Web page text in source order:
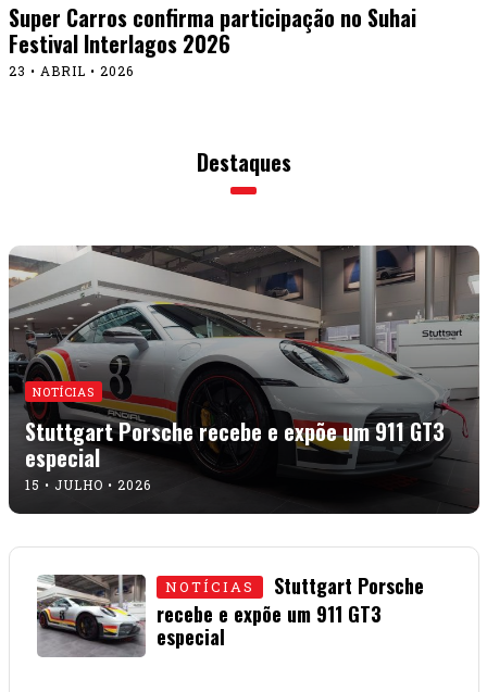
Super Carros confirma participação no Suhai
Festival Interlagos 2026
23 • ABRIL • 2026
Destaques
NOTÍCIAS
Stuttgart Porsche recebe e expõe um 911 GT3
especial
15 • JULHO • 2026
NOTÍCIAS
Stuttgart Porsche
recebe e expõe um 911 GT3
especial